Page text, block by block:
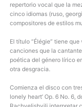
repertorio vocal que la
cinco idiomas (ruso,
compositores de estilos
El título “Élégie” tiene
canciones que la
poética del género lírico
otra desgracia.
Comienza el disco con
lonely heart’ Op. 6 No. 6,